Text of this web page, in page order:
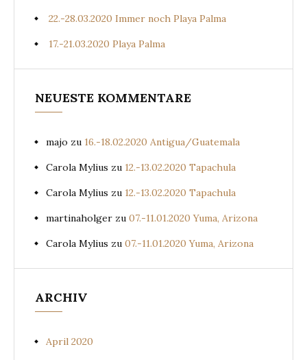
22.-28.03.2020 Immer noch Playa Palma
17.-21.03.2020 Playa Palma
NEUESTE KOMMENTARE
majo zu 16.-18.02.2020 Antigua/Guatemala
Carola Mylius zu 12.-13.02.2020 Tapachula
Carola Mylius zu 12.-13.02.2020 Tapachula
martinaholger zu 07.-11.01.2020 Yuma, Arizona
Carola Mylius zu 07.-11.01.2020 Yuma, Arizona
ARCHIV
April 2020